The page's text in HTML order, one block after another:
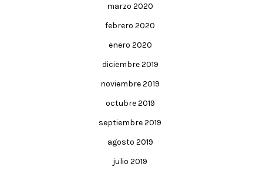
marzo 2020
febrero 2020
enero 2020
diciembre 2019
noviembre 2019
octubre 2019
septiembre 2019
agosto 2019
julio 2019